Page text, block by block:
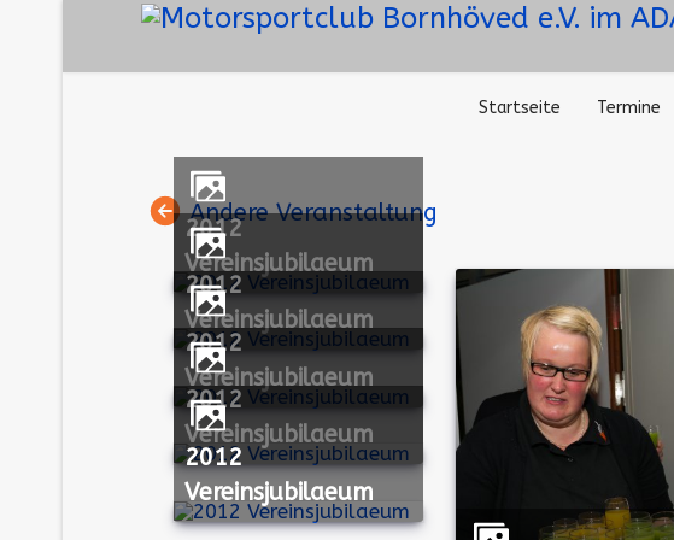
Startseite Termine
Andere Veranstaltung
2012
Vereinsjubilaeum
2012
Vereinsjubilaeum
2012
Vereinsjubilaeum
2012
Vereinsjubilaeum
2012
Vereinsjubilaeum